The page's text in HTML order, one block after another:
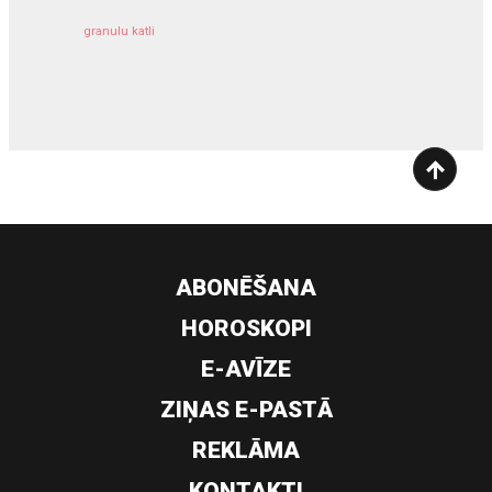
granulu katli
ABONĒŠANA
HOROSKOPI
E-AVĪZE
ZIŅAS E-PASTĀ
REKLĀMA